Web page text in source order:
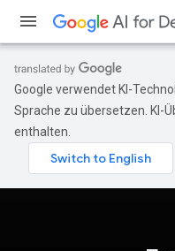
Google verwendet KI-
Sprache zu übersetzen. KI-
enthalten.